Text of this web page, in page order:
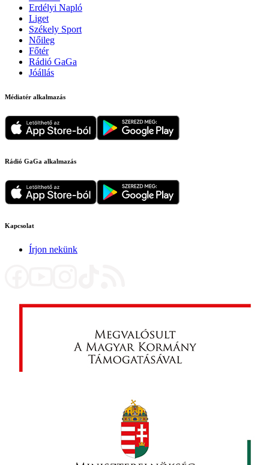
Erdélyi Napló
Liget
Székely Sport
Nőileg
Főtér
Rádió GaGa
Jóállás
Médiatér alkalmazás
Rádió GaGa alkalmazás
Kapcsolat
Írjon nekünk